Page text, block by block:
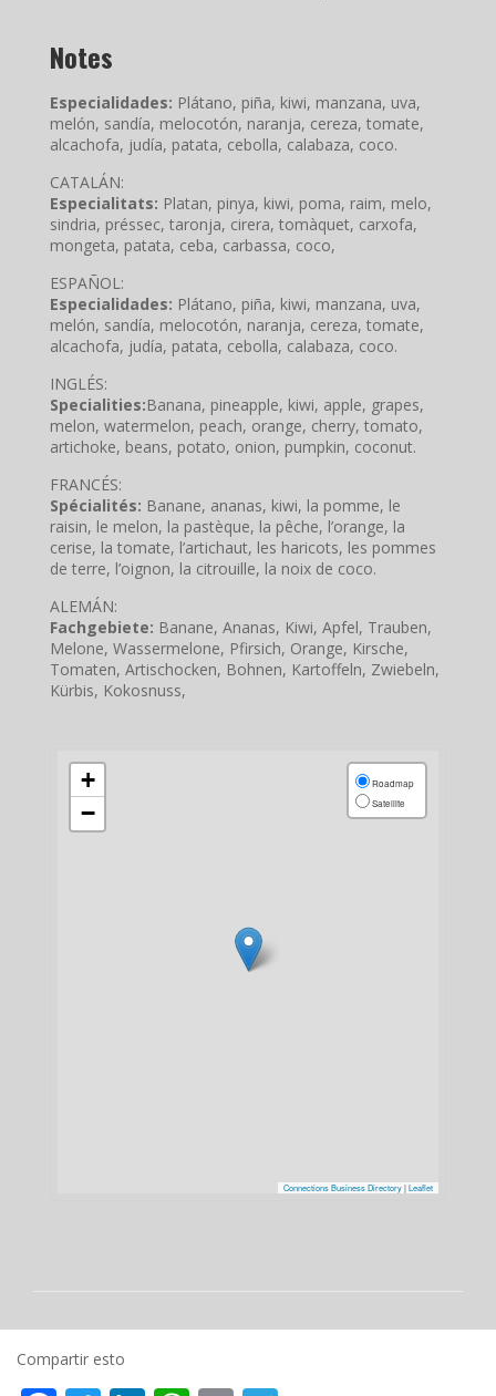
Notes
Especialidades: Plátano, piña, kiwi, manzana, uva,
melón, sandía, melocotón, naranja, cereza, tomate,
alcachofa, judía, patata, cebolla, calabaza, coco.
CATALÁN:
Especialitats: Platan, pinya, kiwi, poma, raim, melo,
sindria, préssec, taronja, cirera, tomàquet, carxofa,
mongeta, patata, ceba, carbassa, coco,
ESPAÑOL:
Especialidades: Plátano, piña, kiwi, manzana, uva,
melón, sandía, melocotón, naranja, cereza, tomate,
alcachofa, judía, patata, cebolla, calabaza, coco.
INGLÉS:
Specialities:Banana, pineapple, kiwi, apple, grapes,
melon, watermelon, peach, orange, cherry, tomato,
artichoke, beans, potato, onion, pumpkin, coconut.
FRANCÉS:
Spécialités: Banane, ananas, kiwi, la pomme, le
raisin, le melon, la pastèque, la pêche, l’orange, la
cerise, la tomate, l’artichaut, les haricots, les pommes
de terre, l’oignon, la citrouille, la noix de coco.
ALEMÁN:
Fachgebiete: Banane, Ananas, Kiwi, Apfel, Trauben,
Melone, Wassermelone, Pfirsich, Orange, Kirsche,
Tomaten, Artischocken, Bohnen, Kartoffeln, Zwiebeln,
Kürbis, Kokosnuss,
+
−
Roadmap
Satellite
Connections Business Directory|Leaflet
Compartir esto